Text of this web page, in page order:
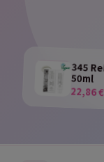
345
50ml
22,86 €